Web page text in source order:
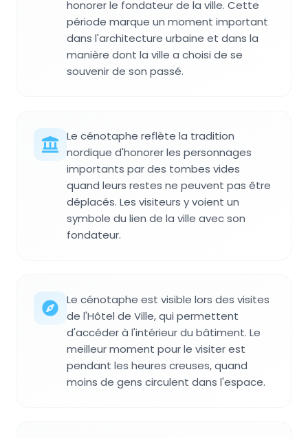
honorer le fondateur de la ville. Cette
période marque un moment important
dans l'architecture urbaine et dans la
manière dont la ville a choisi de se
souvenir de son passé.
Le cénotaphe reflète la tradition
nordique d'honorer les personnages
importants par des tombes vides
quand leurs restes ne peuvent pas être
déplacés. Les visiteurs y voient un
symbole du lien de la ville avec son
fondateur.
Le cénotaphe est visible lors des visites
de l'Hôtel de Ville, qui permettent
d'accéder à l'intérieur du bâtiment. Le
meilleur moment pour le visiter est
pendant les heures creuses, quand
moins de gens circulent dans l'espace.